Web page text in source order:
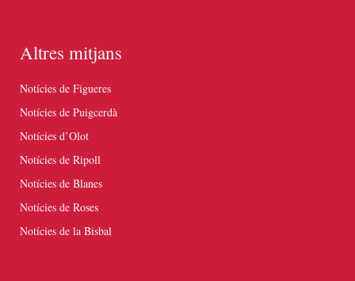
Altres mitjans
Notícies de Figueres
Notícies de Puigcerdà
Notícies d’Olot
Notícies de Ripoll
Notícies de Blanes
Notícies de Roses
Notícies de la Bisbal